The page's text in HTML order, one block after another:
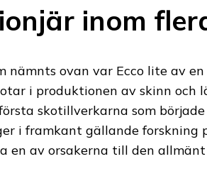
inom
nämnts ovan var Ecco lite av
i produktionen av skinn och
skotillverkarna som
i framkant gällande forskning
en av orsakerna till den